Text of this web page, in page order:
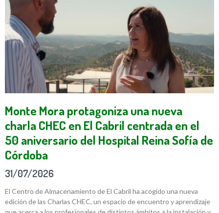
Monte Mora protagoniza una nueva
charla CHEC en El Cabril centrada en el
50 aniversario del Hospital Reina Sofía de
Córdoba
31/07/2026
El Centro de Almacenamiento de El Cabril ha acogido una nueva
edición de las Charlas CHEC, un espacio de encuentro y aprendizaje